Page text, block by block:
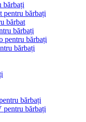
bărbați
pentru bărbați
bărbat
bărbați
pentru bărbați
bărbați
bărbați
bărbați